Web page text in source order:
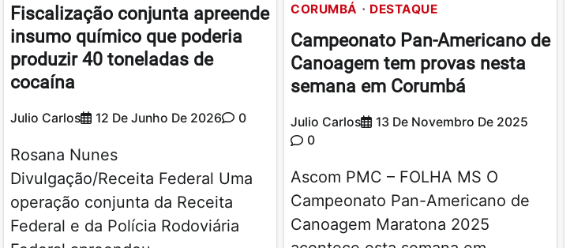
Fiscalização conjunta apreende
insumo químico que poderia
produzir 40 toneladas de
cocaína
Julio Carlos 12 De Junho De 2026 0
Rosana Nunes
Divulgação/Receita Federal Uma
operação conjunta da Receita
Federal e da Polícia Rodoviária
CORUMBÁ DESTAQUE
Campeonato Pan-Americano de
Canoagem tem provas nesta
semana em Corumbá
Julio Carlos
13 De Novembro De 2025
0
Ascom PMC – FOLHA MS O
Campeonato Pan-Americano de
Canoagem Maratona 2025